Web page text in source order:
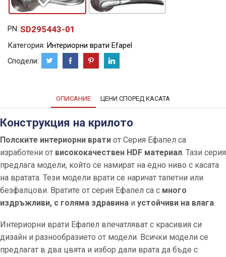
PN: SD295443-01
Категория: Интериорни врати Efapel
Сподели:
ОПИСАНИЕ ЦЕНИ СПОРЕД КАСАТА
Конструкция на крилото
Полските интериорни врати от Серия Ефапел са
изработени от висококачествен HDF материал. Тази серия
предлага модели, който се намират на едно ниво с касата
на вратата. Тези модели врати се наричат тапетни или
безфалцови. Вратите от серия Ефапел са с много
издръжливи, с голяма здравина и устойчиви на влага.
Интериорни врати Ефапел впечатляват с красивия си
дизайн и разнообразието от модели. Всички модели се
предлагат в два цвята и избор дали врата да бъде с